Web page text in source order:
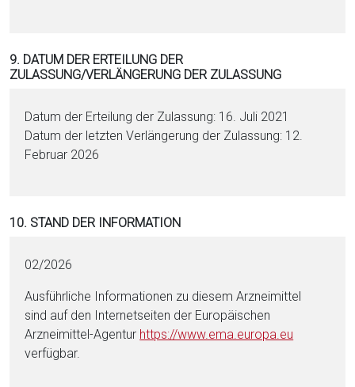
9. DATUM DER ERTEILUNG DER
ZULASSUNG/VERLÄNGERUNG DER ZULASSUNG
Datum der Erteilung der Zulassung: 16. Juli 2021
Datum der letzten Verlängerung der Zulassung: 12.
Februar 2026
10. STAND DER INFORMATION
02/2026
Ausführliche Informationen zu diesem Arzneimittel
sind auf den Internetseiten der Europäischen
Arzneimittel-Agentur https://www.ema.eu­ropa.eu
verfügbar.